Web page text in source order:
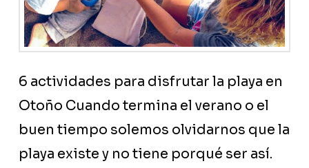
6 actividades para disfrutar la playa en
Otoño Cuando termina el verano o el
buen tiempo solemos olvidarnos que la
playa existe y no tiene porqué ser así.